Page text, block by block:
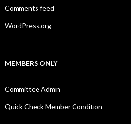
Comments feed
WordPress.org
MEMBERS ONLY
Committee Admin
Quick Check Member Condition